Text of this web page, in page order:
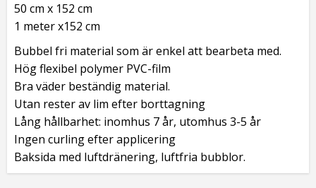
50 cm x 152 cm
1 meter x152 cm
Bubbel fri material som är enkel att bearbeta med.
Hög flexibel polymer PVC-film
Bra väder beständig material.
Utan rester av lim efter borttagning
Lång hållbarhet: inomhus 7 år, utomhus 3-5 år
Ingen curling efter applicering
Baksida med luftdränering, luftfria bubblor.